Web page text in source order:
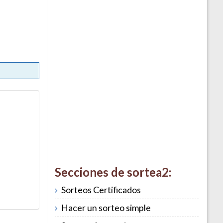
Secciones de sortea2:
Sorteos Certificados
Hacer un sorteo simple